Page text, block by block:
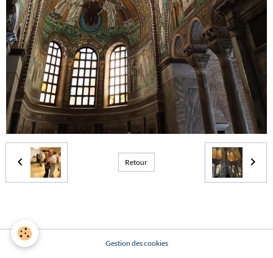
Retour
Gestion des cookies